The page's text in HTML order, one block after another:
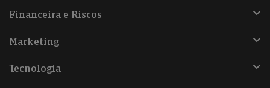
Financeira e Riscos
Marketing
Tecnologia